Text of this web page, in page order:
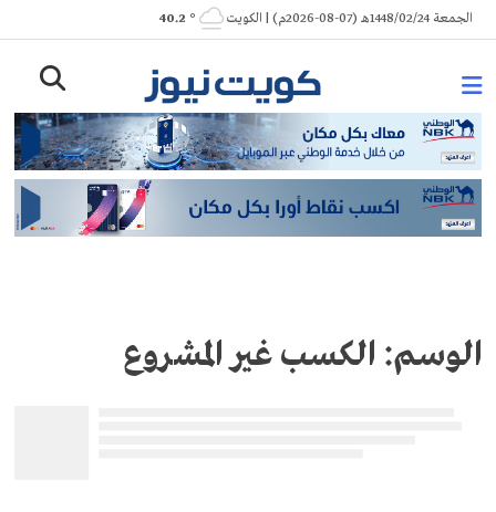
Skip
to
الجمعة 1448/02/24هـ (07-08-2026م) | الكويت ° 40.2
الوسم: الكسب غير المشروع